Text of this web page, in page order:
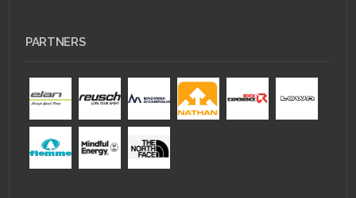
PARTNERS